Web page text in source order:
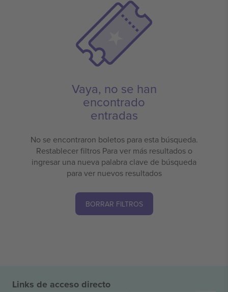
Vaya, no se han
encontrado
entradas
No se encontraron boletos para esta búsqueda.
Restablecer filtros Para ver más resultados o
ingresar una nueva palabra clave de búsqueda
para ver nuevos resultados
BORRAR FILTROS
Links de acceso directo